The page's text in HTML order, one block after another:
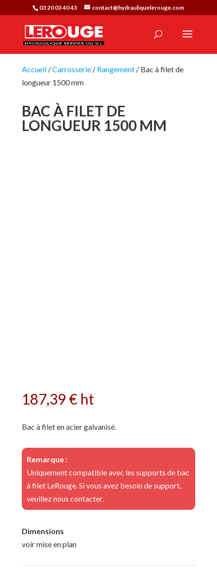
03 20 03 40 43 contact@hydrauliquelerouge.com
Accueil/Carrosserie/ Rangement/ Bac à filet de
longueur 1500 mm
BAC À FILET DE
LONGUEUR 1500 MM
187,39 € ht
Bac à filet en acier galvanisé.
Remarque :
Uniquement compatible avec les supports de bac
à filet LeRouge. Si vous avez besoin de support,
veuillez nous contacter.
Dimensions
voir mise en plan